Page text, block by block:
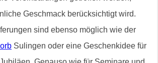
Geschmack berücksichtigt wird.
sind ebenso möglich wie der
Sulingen oder eine Geschenkidee für